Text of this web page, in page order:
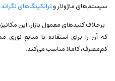
سیستم‌های ماژولار وترانکینگ‌های لگراند
کم‌مصرف، کاملا مناسب می‌کند.